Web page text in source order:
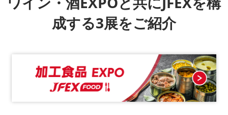
成する3展をご紹介